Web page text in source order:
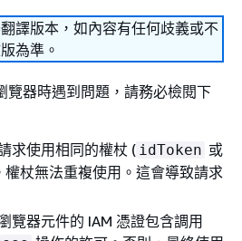
譯版本，如內容有任何歧義或不
為準。
覽器時遇到問題，請務必檢閱下
求使用相同的權杖 ( idToken 或
權杖無法重複使用。這會導致請求
覽器元件的 IAM 憑證包含調用